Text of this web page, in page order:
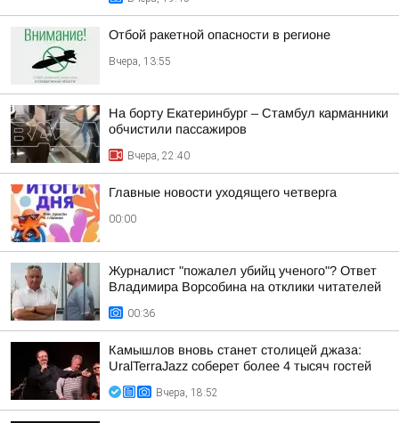
Отбой ракетной опасности в регионе
Вчера, 13:55
На борту Екатеринбург – Стамбул карманники
обчистили пассажиров
Вчера, 22:40
Главные новости уходящего четверга
00:00
Журналист "пожалел убийц ученого"? Ответ
Владимира Ворсобина на отклики читателей
00:36
Камышлов вновь станет столицей джаза:
UralTerraJazz соберет более 4 тысяч гостей
Вчера, 18:52